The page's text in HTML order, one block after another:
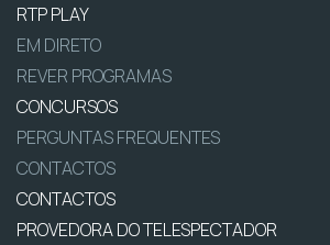
RTP PLAY
EM DIRETO
REVER PROGRAMAS
CONCURSOS
PERGUNTAS FREQUENTES
CONTACTOS
CONTACTOS
PROVEDORA DO TELESPECTADOR